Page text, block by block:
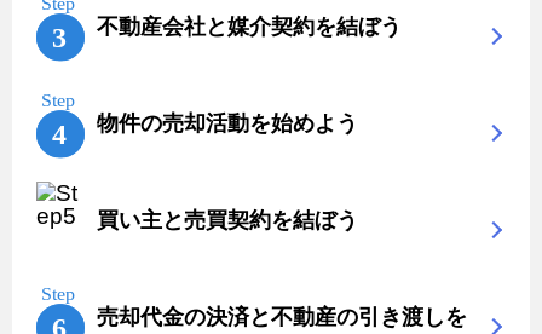
不動産会社と媒介契約を結ぼう
物件の売却活動を始めよう
買い主と売買契約を結ぼう
売却代金の決済と不動産の引き渡しを